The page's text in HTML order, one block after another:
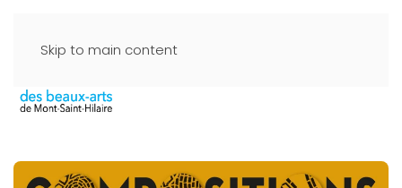
Skip to main content